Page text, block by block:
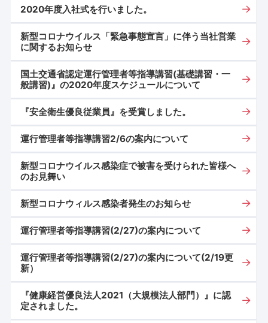
2020年度入社式を行いました。
新型コロナウイルス「緊急事態宣言」に伴う当社営業
に関するお知らせ
国土交通省認定運行管理者等指導講習(基礎講習・一
般講習)』の2020年度スケジュールについて
『安全衛生優良従業員』を受賞しました。
運行管理者等指導講習2/6の案内について
新型コロナウイルス感染症で被害を受けられた皆様へ
のお見舞い
新型コロナウィルス感染者発生のお知らせ
運行管理者等指導講習(2/27)の案内について
運行管理者等指導講習(2/27)の案内について(2/19更
新）
『健康経営優良法人2021（大規模法人部門）』に認
定されました。